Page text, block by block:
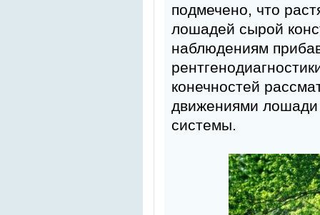
подмечено, что
лошадей сырой
наблюдениям
конечностей
движениями лошади
системы.